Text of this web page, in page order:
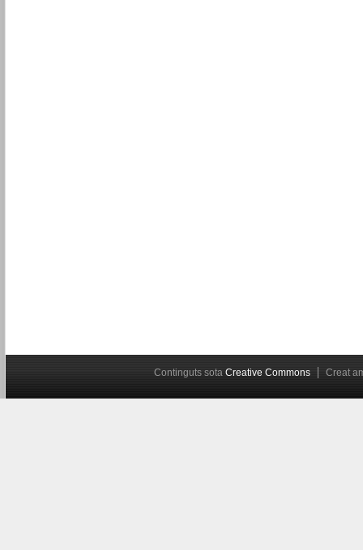
Continguts sota Creative Commons Creat